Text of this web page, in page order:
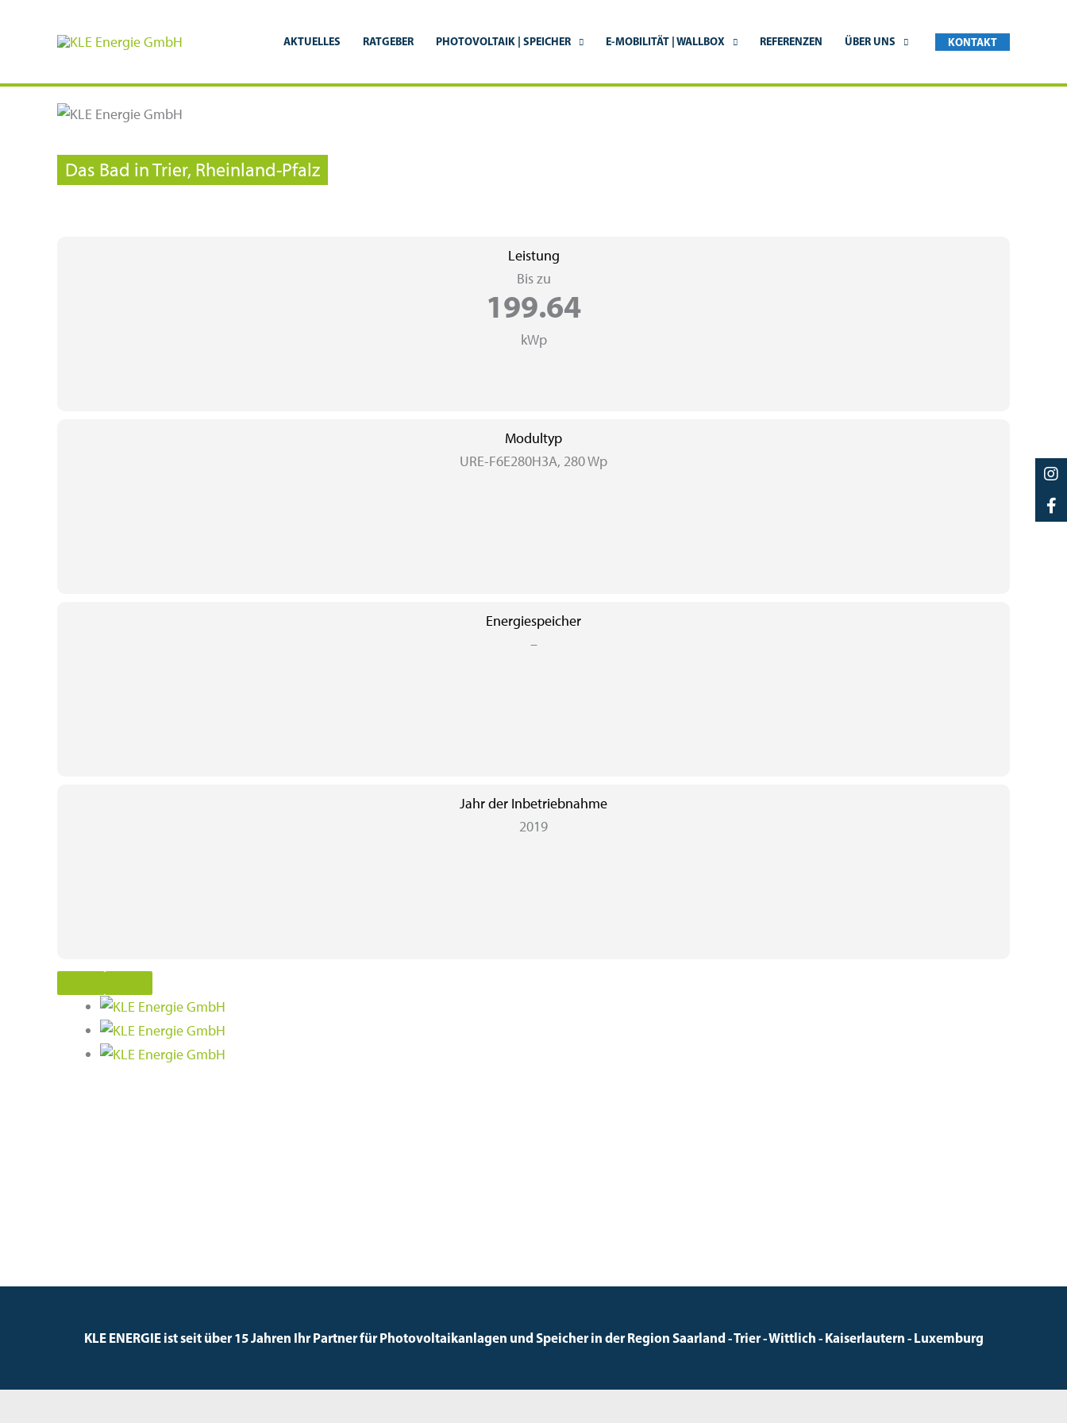
AKTUELLES RATGEBER PHOTOVOLTAIK | SPEICHER E-MOBILITÄT | WALLBOX REFERENZEN ÜBER UNS KONTAKT
Das Bad in Trier, Rheinland-Pfalz
Leistung
Bis zu
199.64
kWp
Modultyp
URE-F6E280H3A, 280 Wp
Energiespeicher
–
Jahr der Inbetriebnahme
2019
KLE ENERGIE ist seit über 15 Jahren Ihr Partner für Photovoltaikanlagen und Speicher in der Region Saarland - Trier - Wittlich - Kaiserlautern - Luxemburg